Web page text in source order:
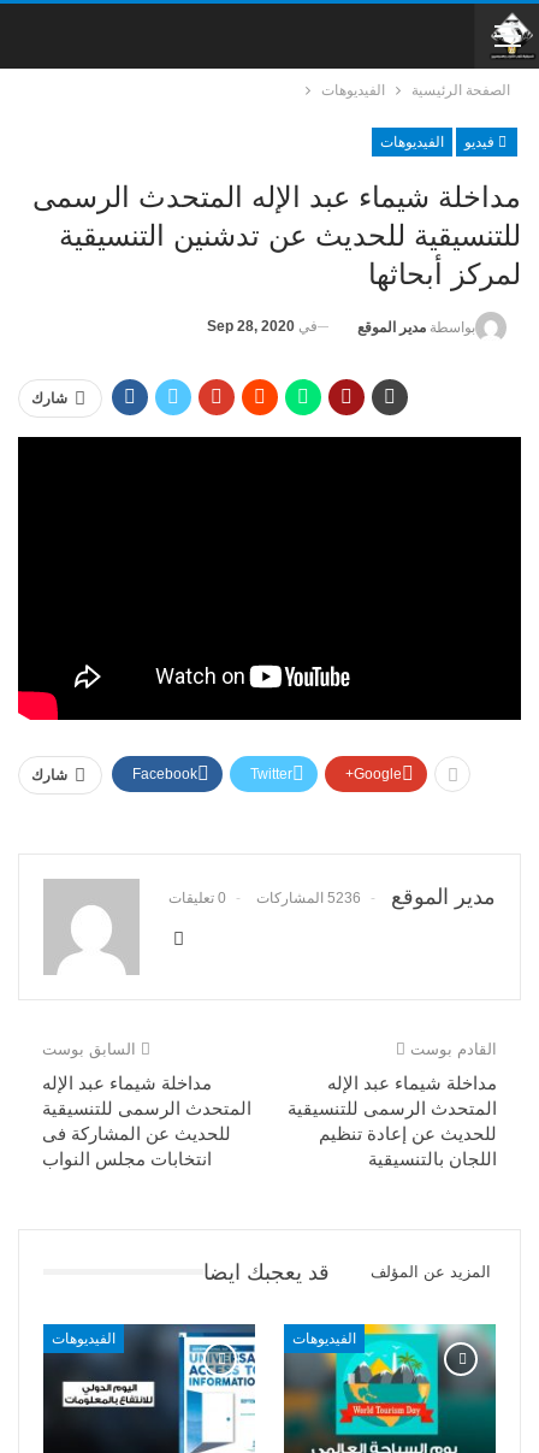
الصفحة الرئيسية الفيديوهات
فيديو الفيديوهات
مداخلة شيماء عبد الإله المتحدث الرسمى
للتنسيقية للحديث عن تدشنين التنسيقية
لمركز أبحاثها
بواسطة مدير الموقع في Sep 28, 2020
شارك
شارك Facebook Twitter Google+
مدير الموقع 5236 المشاركات 0 تعليقات
السابق بوست
مداخلة شيماء عبد الإله
المتحدث الرسمى للتنسيقية
للحديث عن المشاركة فى
انتخابات مجلس النواب
القادم بوست
مداخلة شيماء عبد الإله
المتحدث الرسمى للتنسيقية
للحديث عن إعادة تنظيم
اللجان بالتنسيقية
قد يعجبك ايضا المزيد عن المؤلف
الفيديوهات الفيديوهات